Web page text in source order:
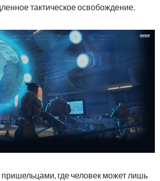
тактическое освобождение.
пришельцами, где человек может лишь